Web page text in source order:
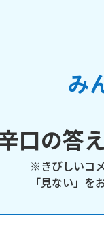
み
口の答え
※きびしいコ
「見ない」を